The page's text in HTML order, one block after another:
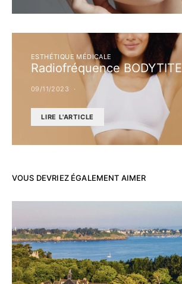
ESTHÉTIQUE MÉDICALE
Radiofréquence BODYTITE
09/11/2023
LIRE L'ARTICLE
VOUS DEVRIEZ ÉGALEMENT AIMER